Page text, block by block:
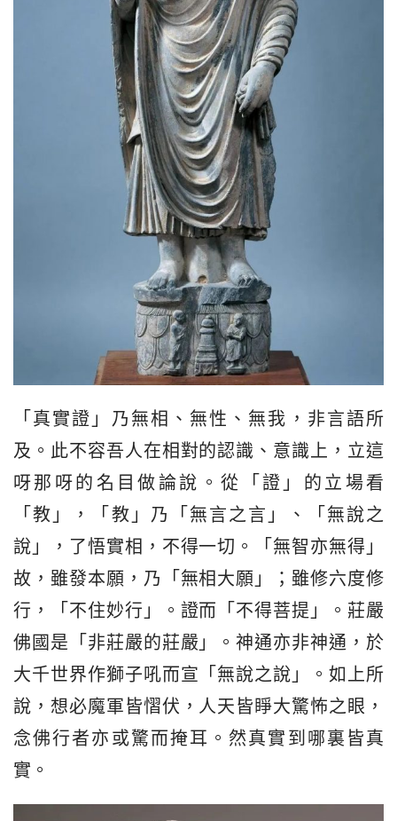
「真實證」乃無相、無性、無我，非言語所
及。此不容吾人在相對的認識、意識上，立這
呀那呀的名目做論說。從「證」的立場看
「教」，「教」乃「無言之言」、「無說之
說」，了悟實相，不得一切。「無智亦無得」
故，雖發本願，乃「無相大願」；雖修六度修
行，「不住妙行」。證而「不得菩提」。莊嚴
佛國是「非莊嚴的莊嚴」。神通亦非神通，於
大千世界作獅子吼而宣「無說之說」。如上所
說，想必魔軍皆慴伏，人天皆睜大驚怖之眼，
念佛行者亦或驚而掩耳。然真實到哪裏皆真
實。